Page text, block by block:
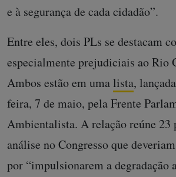
e à segurança de cada cidadão”.
Entre eles, dois PLs se destacam
especialmente prejudiciais ao Rio
Ambos estão em uma lista,
feira, 7 de maio, pela Frente
Ambientalista. A relação reúne 23
análise no Congresso que
por “impulsionarem a degradação